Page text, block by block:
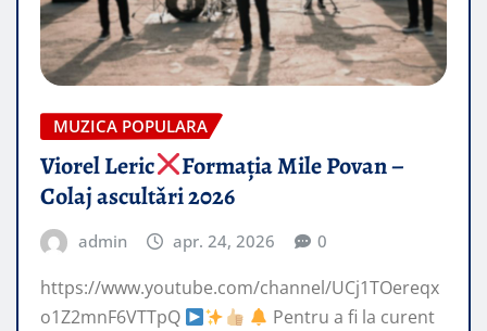
MUZICA POPULARA
Viorel Leric
Formația Mile Povan –
Colaj ascultǎri 2026
admin apr. 24, 2026 0
https://www.youtube.com/channel/UCj1TOereqx
o1Z2mnF6VTTpQ
Pentru a fi la curent